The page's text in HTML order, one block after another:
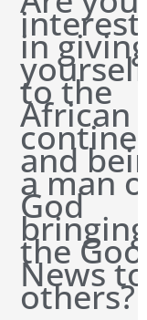
in
yourself
to the
African
and
a man
God
the
News to
others?